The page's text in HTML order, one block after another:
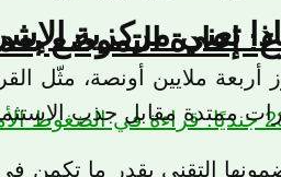
التموضع بعد
تعني مركزية
أربعة ملايين أونصة،
ممتدة مقابل جذب
التقني بقدر ما